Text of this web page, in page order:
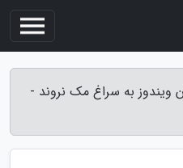
ویندوز به سراغ مک نروند -